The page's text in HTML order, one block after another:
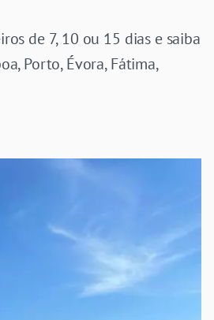
de 7, 10 ou 15 dias e saiba
Porto, Évora, Fátima,